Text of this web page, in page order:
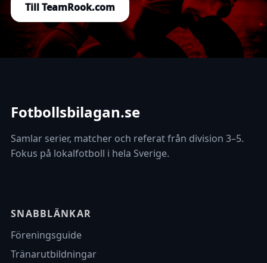
Till TeamRook.com
Fotbollsbilagan.se
Samlar serier, matcher och referat från division 3–5.
Fokus på lokalfotboll i hela Sverige.
SNABBLÄNKAR
Föreningsguide
Tränarutbildningar